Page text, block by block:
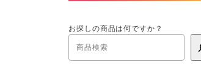
お探しの商品は何ですか？